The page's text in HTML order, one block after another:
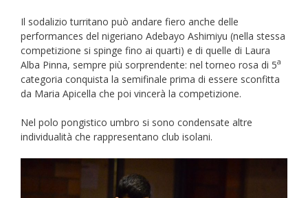
Il sodalizio turritano può andare fiero anche delle
performances del nigeriano Adebayo Ashimiyu (nella stessa
competizione si spinge fino ai quarti) e di quelle di Laura
Alba Pinna, sempre più sorprendente: nel torneo rosa di 5a
categoria conquista la semifinale prima di essere sconfitta
da Maria Apicella che poi vincerà la competizione.
Nel polo pongistico umbro si sono condensate altre
individualità che rappresentano club isolani.